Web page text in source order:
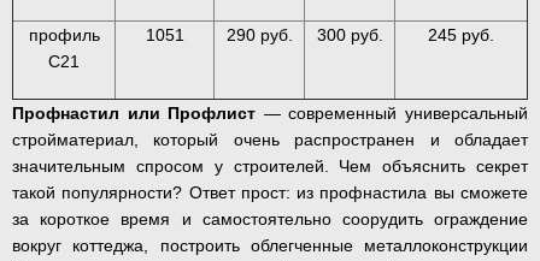
профиль
С21
1051 290 руб. 300 руб. 245 руб.
Профнастил или Профлист — современный универсальный
стройматериал, который очень распространен и обладает
значительным спросом у строителей. Чем объяснить секрет
такой популярности? Ответ прост: из профнастила вы сможете
за короткое время и самостоятельно соорудить ограждение
вокруг коттеджа, построить облегченные металлоконструкции